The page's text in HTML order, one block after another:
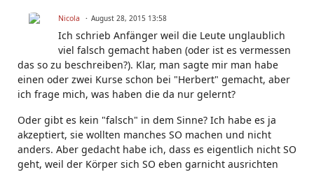
Nicola August 28, 2015 13:58
Ich schrieb Anfänger weil die Leute unglaublich
viel falsch gemacht haben (oder ist es vermessen
das so zu beschreiben?). Klar, man sagte mir man habe
einen oder zwei Kurse schon bei "Herbert" gemacht, aber
ich frage mich, was haben die da nur gelernt?
Oder gibt es kein "falsch" in dem Sinne? Ich habe es ja
akzeptiert, sie wollten manches SO machen und nicht
anders. Aber gedacht habe ich, dass es eigentlich nicht SO
geht, weil der Körper sich SO eben garnicht ausrichten